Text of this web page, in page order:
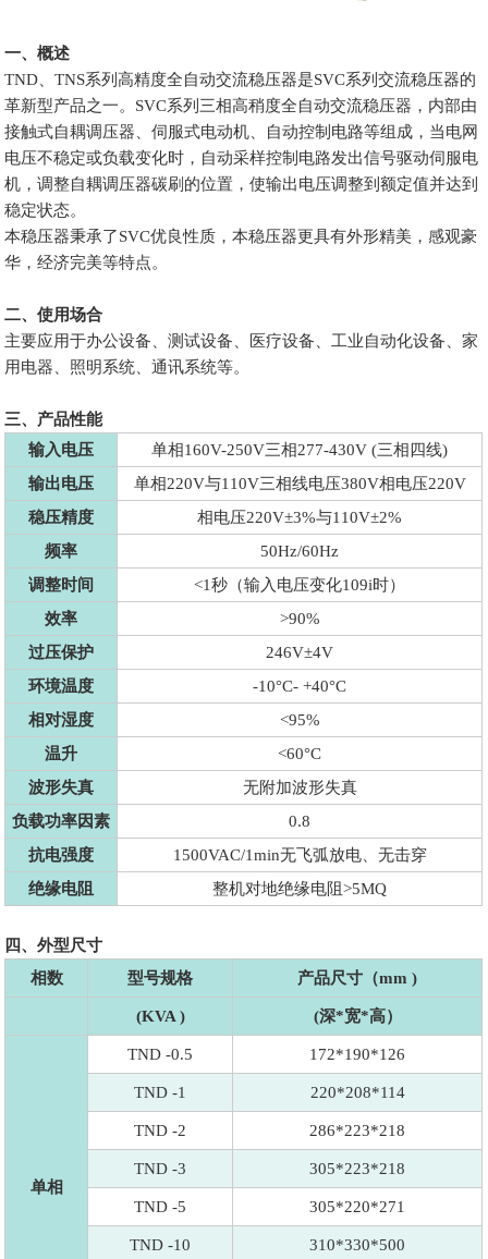
一、概述
TND、TNS系列高精度全自动交流稳压器是SVC系列交流稳压器的
革新型产品之一。SVC系列三相高稍度全自动交流稳压器，内部由
接触式自耦调压器、伺服式电动机、自动控制电路等组成，当电网
电压不稳定或负载变化时，自动采样控制电路发出信号驱动伺服电
机，调整自耦调压器碳刷的位置，使输出电压调整到额定值并达到
稳定状态。
本稳压器秉承了SVC优良性质，本稳压器更具有外形精美，感观豪
华，经济完美等特点。
二、使用场合
主要应用于办公设备、测试设备、医疗设备、工业自动化设备、家
用电器、照明系统、通讯系统等。
三、产品性能
输入电压
单相160V-250V三相277-430V (三相四线)
输出电压
单相220V与110V三相线电压380V相电压220V
稳压精度
相电压220V±3%与110V±2%
频率
50Hz/60Hz
调整时间
<1秒（输入电压变化109i时）
效率
>90%
过压保护
246V±4V
环境温度
-10°C- +40°C
相对湿度
<95%
温升
<60°C
波形失真
无附加波形失真
负载功率因素
0.8
抗电强度
1500VAC/1min无飞弧放电、无击穿
绝缘电阻
整机对地绝缘电阻>5MQ
四、外型尺寸
相数
型号规格 产品尺寸（mm )
(KVA ) (深*宽*高）
单相
TND -0.5 172*190*126
TND -1 220*208*114
TND -2 286*223*218
TND -3 305*223*218
TND -5 305*220*271
TND -10 310*330*500